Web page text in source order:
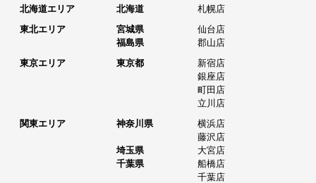
北海道エリア 北海道
札幌店
東北エリア
宮城県
仙台店
福島県
郡山店
東京エリア
東京都
新宿店
銀座店
町田店
立川店
関東エリア
神奈川県
横浜店
藤沢店
埼玉県
大宮店
千葉県
船橋店
千葉店